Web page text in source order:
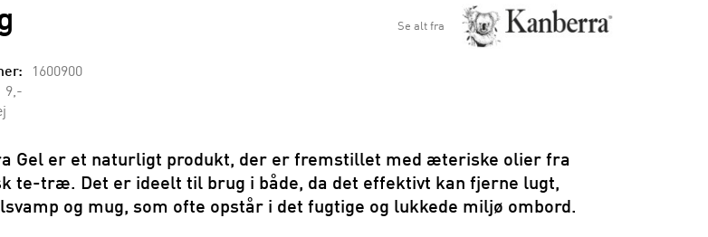
Se alt fra
1600900
9,-
Gel er et naturligt produkt, der er fremstillet med æteriske olier fra
te-træ. Det er ideelt til brug i både, da det effektivt kan fjerne lugt,
og mug, som ofte opstår i det fugtige og lukkede miljø ombord.